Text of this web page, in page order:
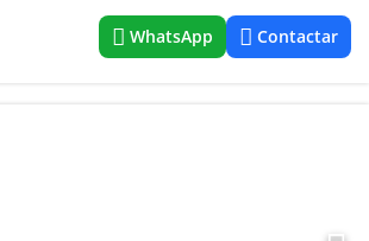
WhatsApp Contactar